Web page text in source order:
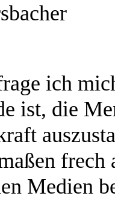
ich
ist, die
frech
Medien